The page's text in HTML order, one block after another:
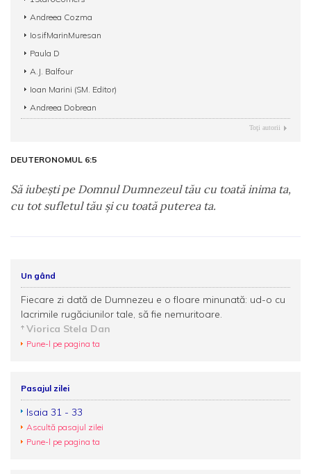
Andreea Cozma
IosifMarinMuresan
Paula D
A.J. Balfour
Ioan Marini (SM. Editor)
Andreea Dobrean
Toţi autorii
DEUTERONOMUL 6:5
Să iubeşti pe Domnul Dumnezeul tău cu toată inima ta,
cu tot sufletul tău şi cu toată puterea ta.
Un gând
Fiecare zi dată de Dumnezeu e o floare minunată: ud-o cu
lacrimile rugăciunilor tale, să fie nemuritoare.
Viorica Stela Dan
Pune-l pe pagina ta
Pasajul zilei
Isaia 31 - 33
Ascultă pasajul zilei
Pune-l pe pagina ta